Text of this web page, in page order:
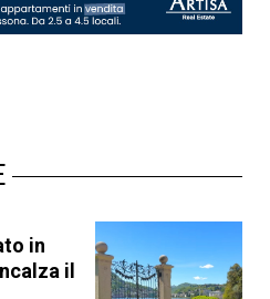
in
il